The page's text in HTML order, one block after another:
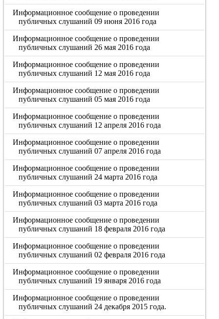
Информационное сообщение о проведении
публичных слушаний 09 июня 2016 года
Информационное сообщение о проведении
публичных слушаний 26 мая 2016 года
Информационное сообщение о проведении
публичных слушаний 12 мая 2016 года
Информационное сообщение о проведении
публичных слушаний 05 мая 2016 года
Информационное сообщение о проведении
публичных слушаний 12 апреля 2016 года
Информационное сообщение о проведении
публичных слушаний 07 апреля 2016 года
Информационное сообщение о проведении
публичных слушаний 24 марта 2016 года
Информационное сообщение о проведении
публичных слушаний 03 марта 2016 года
Информационное сообщение о проведении
публичных слушаний 18 февраля 2016 года
Информационное сообщение о проведении
публичных слушаний 02 февраля 2016 года
Информационное сообщение о проведении
публичных слушаний 19 января 2016 года
Информационное сообщение о проведении
публичных слушаний 24 декабря 2015 года.